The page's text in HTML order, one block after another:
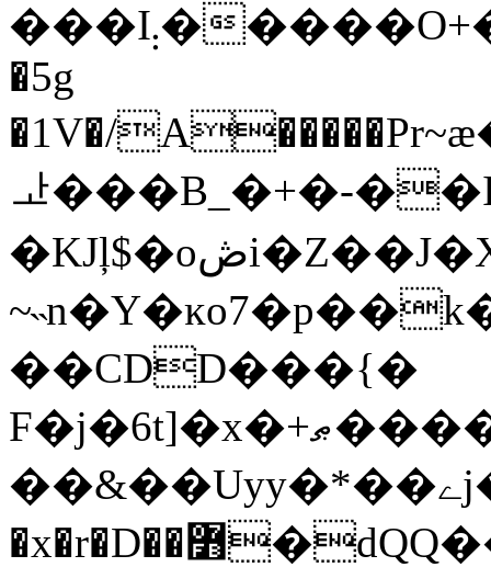
���I܄�����O+�EL]��M�z]��RD��Xc���E�Lݹ,��mn%�$�/
�5g
�1V�/
ᅶ���B_�+�-
�KJļ$�oڞi�Z��J�Xdq��������m�۴N��;O�Ia�H.��
��CDD���{�
F�j�6t]�x�+ޠ�������K�;\j�#e��^����Xʅc������B�&�����
��&��Uyy�*��ےj��]Xg�Y[(�l{PO�&\'�/V˓���w�v���t�ƬDb�'�q����|
�x�r�D��߻�dQQ��}E����r%�!